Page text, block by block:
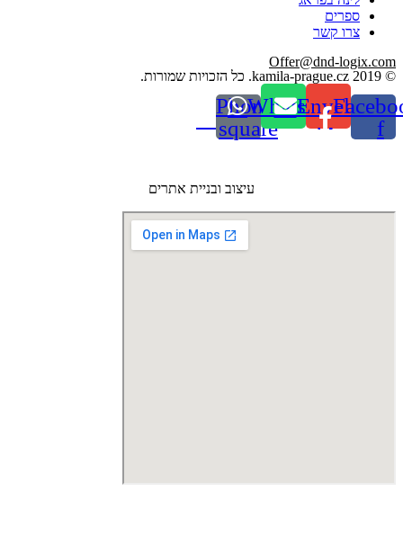
ספרים
צרו קשר
Offer@dnd-logix.com
© 2019 kamila-prague.cz. כל הזכויות שמורות.
f
Envelope
Whatsapp
Phone-
square
עיצוב ובניית אתרים